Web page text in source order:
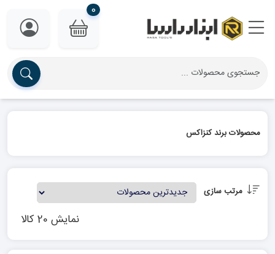
0
محصولات برند کنزاکس
مرتب سازی
نمایش 20 کالا